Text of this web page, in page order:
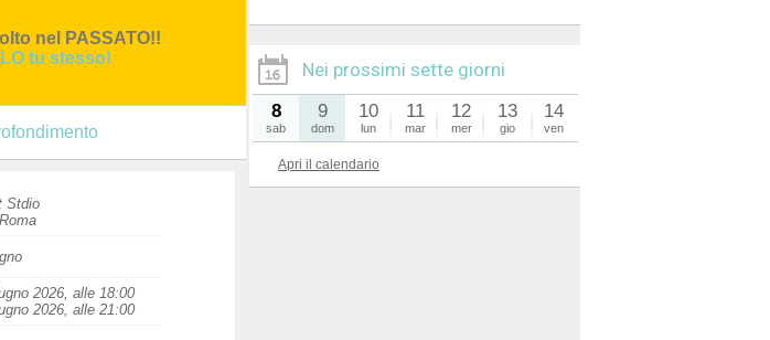
nel PASSATO!!
tu stesso!
Stdio
2026, alle 18:00
2026, alle 21:00
Nei prossimi sette giorni
8
sab
9
dom
10
lun
11
mar
12
mer
13
gio
14
ven
Apri il calendario